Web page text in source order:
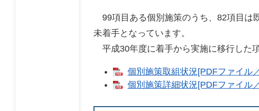
99項目ある個別施策のうち、82項目は
未着手となっています。
平成30年度に着手から実施に移行した
個別施策取組状況[PDFファイル
個別施策詳細状況[PDFファイル